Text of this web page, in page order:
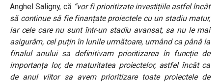
Anghel Saligny, că “vor fi prioritizate investițiile astfel încât
să continue să fie finanțate proiectele cu un stadiu matur,
iar cele care nu sunt într-un stadiu avansat, sa nu le mai
asigurăm, cel puțin în lunile următoare, urmând ca până la
finalul anului sa definitivam prioritizarea în funcție de
importanța lor, de maturitatea proiectelor, astfel încât ca
de anul viitor sa avem prioritizare toate proiectele de